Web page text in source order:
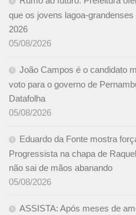
que os jovens lagoa-
2026
05/08/2026
João Campos é o candidato
voto para o governo de
Datafolha
05/08/2026
Eduardo da Fonte mostra
Progressista na chapa de
não sai de mãos abanando
05/08/2026
ASSISTA: Após meses de